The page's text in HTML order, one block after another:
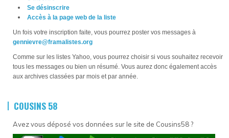
Se désinscrire
Accès à la page web de la liste
Un fois votre inscription faite, vous pourrez poster vos messages à
gennievre@framalistes.org
Comme sur les listes Yahoo, vous pourrez choisir si vous souhaitez recevoir
tous les messages ou bien un résumé. Vous aurez donc également accès
aux archives classées par mois et par année.
COUSINS 58
Avez vous déposé vos données sur le site de Cousins58 ?